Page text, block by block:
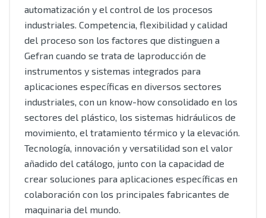
automatización y el control de los procesos
industriales. Competencia, flexibilidad y calidad
del proceso son los factores que distinguen a
Gefran cuando se trata de laproducción de
instrumentos y sistemas integrados para
aplicaciones específicas en diversos sectores
industriales, con un know-how consolidado en los
sectores del plástico, los sistemas hidráulicos de
movimiento, el tratamiento térmico y la elevación.
Tecnología, innovación y versatilidad son el valor
añadido del catálogo, junto con la capacidad de
crear soluciones para aplicaciones específicas en
colaboración con los principales fabricantes de
maquinaria del mundo.